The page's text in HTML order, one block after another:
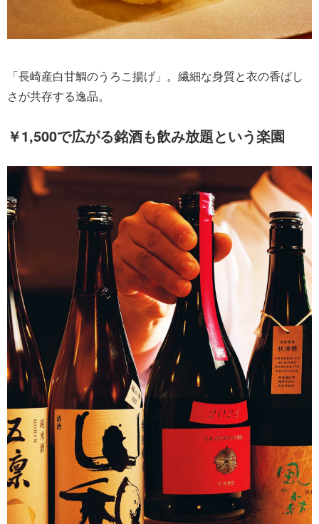
「長崎産白甘鯛のうろこ揚げ」。繊細な身質と衣の香ばし
さが共存する逸品。
￥1,500で広がる銘酒も飲み放題という楽園